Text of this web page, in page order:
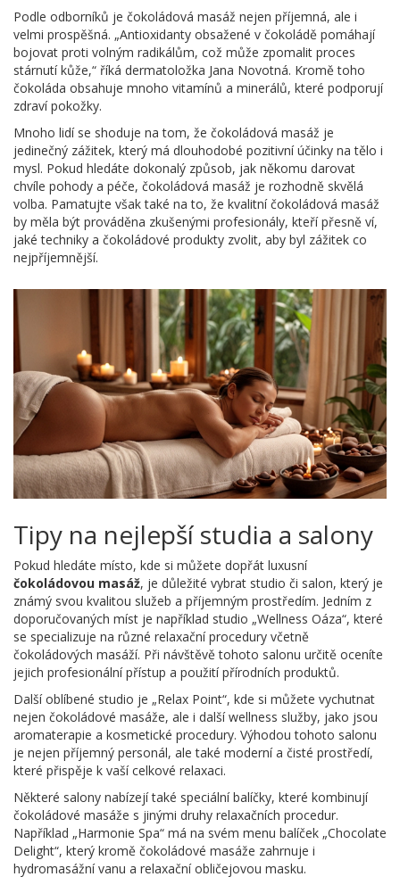
Podle odborníků je čokoládová masáž nejen příjemná, ale i
velmi prospěšná. „Antioxidanty obsažené v čokoládě pomáhají
bojovat proti volným radikálům, což může zpomalit proces
stárnutí kůže,“ říká dermatoložka Jana Novotná. Kromě toho
čokoláda obsahuje mnoho vitamínů a minerálů, které podporují
zdraví pokožky.
Mnoho lidí se shoduje na tom, že čokoládová masáž je
jedinečný zážitek, který má dlouhodobé pozitivní účinky na tělo i
mysl. Pokud hledáte dokonalý způsob, jak někomu darovat
chvíle pohody a péče, čokoládová masáž je rozhodně skvělá
volba. Pamatujte však také na to, že kvalitní čokoládová masáž
by měla být prováděna zkušenými profesionály, kteří přesně ví,
jaké techniky a čokoládové produkty zvolit, aby byl zážitek co
nejpříjemnější.
Tipy na nejlepší studia a salony
Pokud hledáte místo, kde si můžete dopřát luxusní
čokoládovou masáž, je důležité vybrat studio či salon, který je
známý svou kvalitou služeb a příjemným prostředím. Jedním z
doporučovaných míst je například studio „Wellness Oáza“, které
se specializuje na různé relaxační procedury včetně
čokoládových masáží. Při návštěvě tohoto salonu určitě oceníte
jejich profesionální přístup a použití přírodních produktů.
Další oblíbené studio je „Relax Point“, kde si můžete vychutnat
nejen čokoládové masáže, ale i další wellness služby, jako jsou
aromaterapie a kosmetické procedury. Výhodou tohoto salonu
je nejen příjemný personál, ale také moderní a čisté prostředí,
které přispěje k vaší celkové relaxaci.
Některé salony nabízejí také speciální balíčky, které kombinují
čokoládové masáže s jinými druhy relaxačních procedur.
Například „Harmonie Spa“ má na svém menu balíček „Chocolate
Delight“, který kromě čokoládové masáže zahrnuje i
hydromasážní vanu a relaxační obličejovou masku.